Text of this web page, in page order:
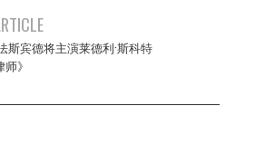
斯宾德将主演莱德利·斯科特
》